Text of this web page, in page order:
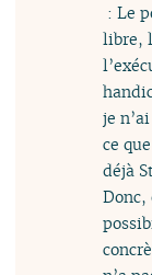
: Le
libre,
je
ce
déjà